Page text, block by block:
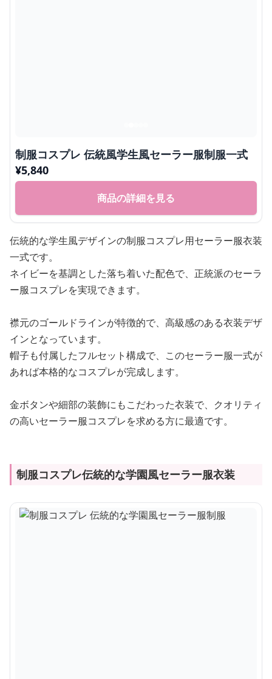
制服コスプレ 伝統風学生風セーラー服制服一式
¥5,840
商品の詳細を見る
伝統的な学生風デザインの制服コスプレ用セーラー服衣装
一式です。
ネイビーを基調とした落ち着いた配色で、正統派のセーラ
ー服コスプレを実現できます。
襟元のゴールドラインが特徴的で、高級感のある衣装デザ
インとなっています。
帽子も付属したフルセット構成で、このセーラー服一式が
あれば本格的なコスプレが完成します。
金ボタンや細部の装飾にもこだわった衣装で、クオリティ
の高いセーラー服コスプレを求める方に最適です。
制服コスプレ伝統的な学園風セーラー服衣装